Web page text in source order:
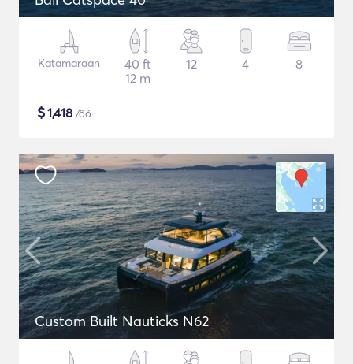
Katamaraan
40 ft
12 m
12 4 8
$1,418 /öö
Custom Built Nauticks N62